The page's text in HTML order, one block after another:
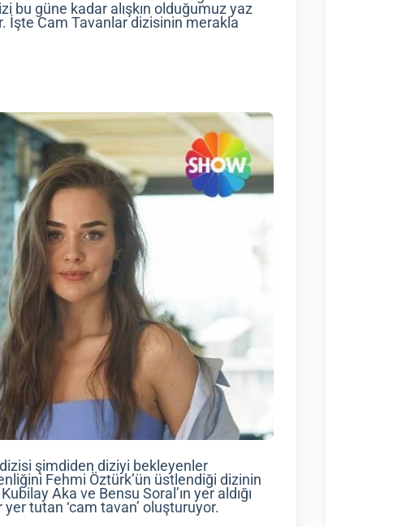
bu güne kadar alışkın olduğumuz yaz
İşte Cam Tavanlar dizisinin merakla
şimdiden diziyi bekleyenler
Fehmi Öztürk’ün üstlendiği dizinin
Aka ve Bensu Soral’ın yer aldığı
tutan ‘cam tavan’ oluşturuyor.